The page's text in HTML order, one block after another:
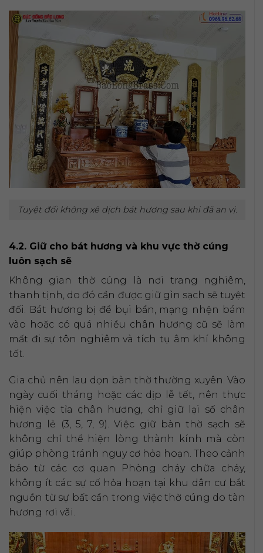
Tuyệt đối không xê dịch bát hương sau khi đã an vị.
4.2. Giữ cho bát hương và khu vực thờ cúng
luôn sạch sẽ
Không gian thờ cúng là nơi trang nghiêm,
thanh tịnh, do đó cần được giữ gìn sạch sẽ tuyệt
đối. Bát hương bị để bụi bẩn, mạng nhện bám
vào hoặc có quá nhiều chân hương cũ sẽ làm
mất đi sự tôn nghiêm và tích tụ âm khí không
tốt.
Gia chủ nên lau dọn bàn thờ thường xuyên. Vào
ngày cuối tháng hoặc các dịp lễ tết, nên thực
hiện việc tỉa chân hương, chỉ giữ lại số chân
hương lẻ (3, 5, 7, 9). Việc giữ bàn thờ sạch sẽ
không chỉ thể hiện lòng thành kính mà còn
giúp phòng tránh nguy cơ hỏa hoạn. Theo cảnh
báo từ các cơ quan Phòng cháy chữa cháy,
không ít các sự cố hỏa hoạn tại khu dân cư bắt
nguồn từ sự bất cẩn trong việc thờ cúng do tàn
hương rơi vãi.